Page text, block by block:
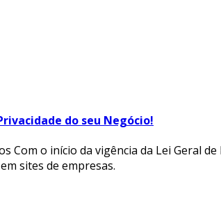
do seu Negócio!
Com o início da vigência da Lei Geral
sites de empresas.